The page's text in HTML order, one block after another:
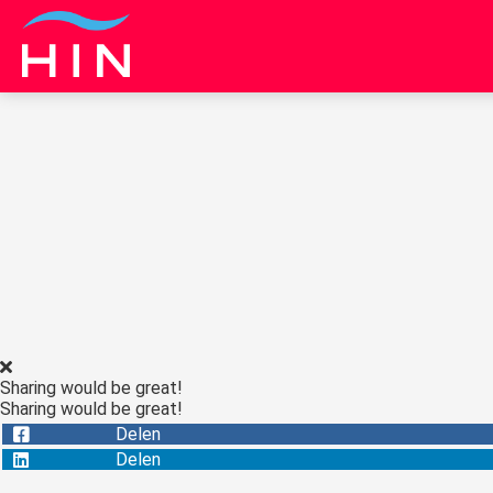
Sharing would be great!
Sharing would be great!
Delen
Delen